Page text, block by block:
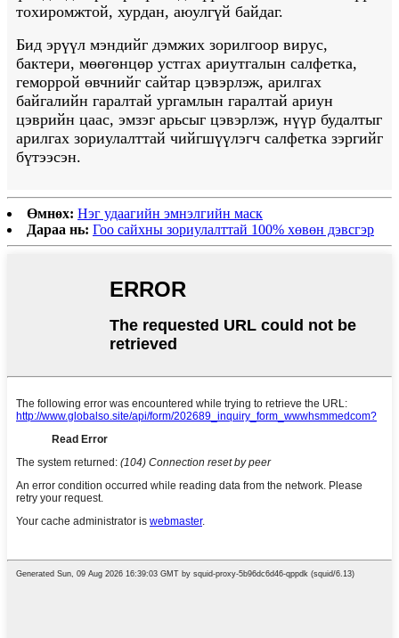
тохиромжтой, хурдан, аюулгүй байдаг.
Бид эрүүл мэндийг дэмжих зорилгоор вирус,
бактери, мөөгөнцөр устгах ариутгалын салфетка,
геморрой өвчнийг сайтар цэвэрлэж, арилгах
байгалийн гаралтай ургамлын гаралтай ариун
цэврийн цаас, эмзэг арьсыг цэвэрлэж, нүүр будалтыг
арилгах зориулалттай чийгшүүлэгч салфетка зэргийг
бүтээсэн.
Өмнөх: Нэг удаагийн эмнэлгийн маск
Дараа нь: Гоо сайхны зориулалттай 100% хөвөн дэвсгэр